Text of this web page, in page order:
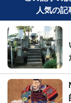
人気の記